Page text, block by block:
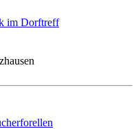
im Dorftreff